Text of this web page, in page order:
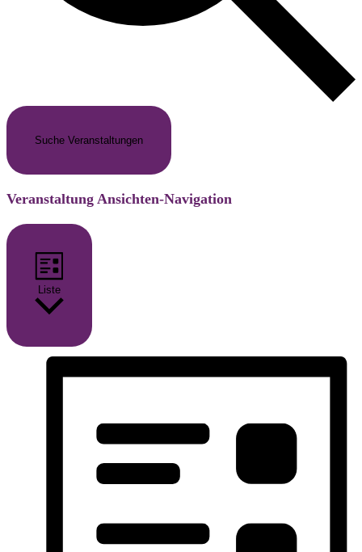
Suche Veranstaltungen
Veranstaltung Ansichten-Navigation
Liste